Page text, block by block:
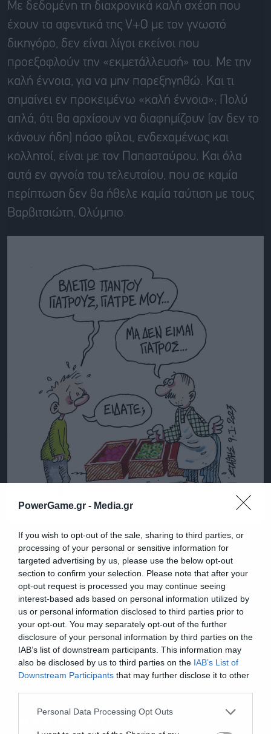
PowerGame.gr - Media.gr
If you wish to opt-out of the sale, sharing to third parties, or
processing of your personal or sensitive information for
targeted advertising by us, please use the below opt-out
section to confirm your selection. Please note that after your
opt-out request is processed you may continue seeing
interest-based ads based on personal information utilized by
us or personal information disclosed to third parties prior to
your opt-out. You may separately opt-out of the further
disclosure of your personal information by third parties on the
IAB’s list of downstream participants. This information may
also be disclosed by us to third parties on the IAB’s List of
Downstream Participants that may further disclose it to other
Personal Data Processing Opt Outs
Με δεδομένη τη διαχρονικά καλή σχέση που
έχουν τα αφεντικά της V+O με τον γνωστό
δικηγόρο, δεν είναι λίγοι εκείνοι που
προεξοφλούν την «εκμετάλλευσή» του. Με την
καλή έννοια, για να μην παρεξηγηθώ. Και τι
σημαίνει εν προκειμένω «καλή έννοια»; Πολύ
απλά, ότι θα αρχίσουν να διαφημίζουν (αν δεν το
κάνουν ήδη) πόσο φίλοι, ενδεχομένως και
κολλητοί, είναι με τον
Παπασταύρου. Και όλα
αυτά εν αγνοία του τελευταίου, που σε καμία
περίπτωση δεν θα ήθελε καμία ταύτιση με τους
Βαρβιτσιώτη, Ολύμπιο.
Η παραίτησηΠρίτσα
Εγγραφή στο